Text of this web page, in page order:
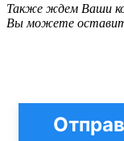
Также ждем Ваши
Вы можете оставить